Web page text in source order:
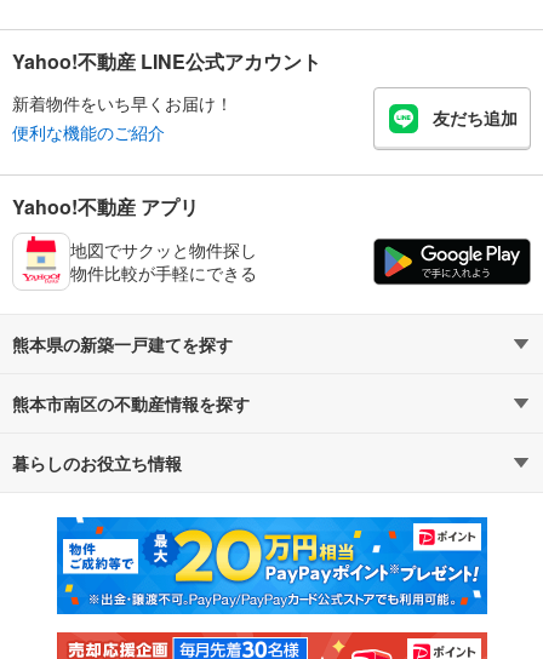
Yahoo!不動産 LINE公式アカウント
新着物件をいち早くお届け！
便利な機能のご紹介
友だち追加
Yahoo!不動産 アプリ
地図でサクッと物件探し
物件比較が手軽にできる
熊本県の新築一戸建てを探す
路線・駅から探す
通勤・通学時間から探す
熊本市南区の不動産情報を探す
不動産・住宅
新築マンション 中古マンション
新築一戸建て 中古一戸建て
暮らしのお役立ち情報
マンションカタログ 教えて！住まいの先生